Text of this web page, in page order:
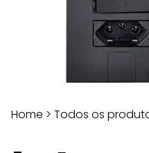
Home > Todos os